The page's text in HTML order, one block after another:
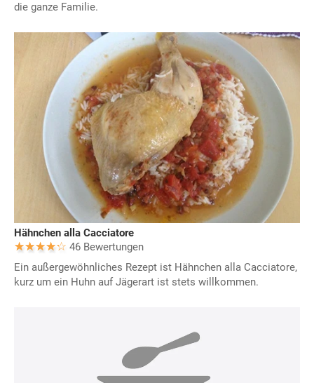
die ganze Familie.
Hähnchen alla Cacciatore
46 Bewertungen
Ein außergewöhnliches Rezept ist Hähnchen alla Cacciatore,
kurz um ein Huhn auf Jägerart ist stets willkommen.